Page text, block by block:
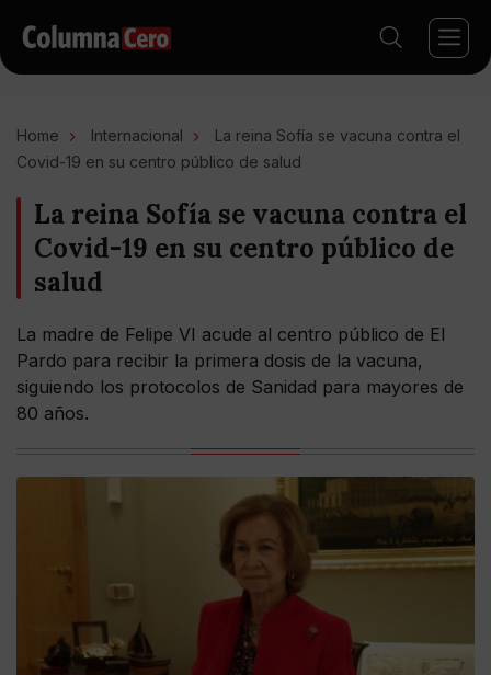
Home Internacional
La reina Sofía se vacuna contra el
Covid-19 en su centro público de salud
La reina Sofía se vacuna contra el
Covid-19 en su centro público de
salud
La madre de Felipe VI acude al centro público de El
Pardo para recibir la primera dosis de la vacuna,
siguiendo los protocolos de Sanidad para mayores de
80 años.